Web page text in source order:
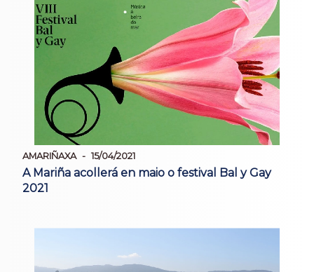
AMARIÑAXA 15/04/2021
A Mariña acollerá en maio o festival Bal y Gay
2021